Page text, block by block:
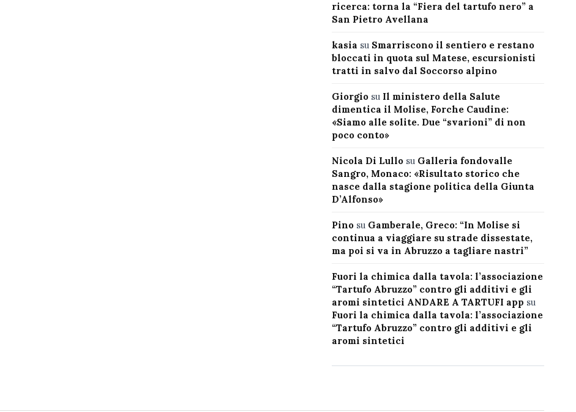
ricerca: torna la “Fiera del tartufo nero” a
San Pietro Avellana
kasia su Smarriscono il sentiero e restano
bloccati in quota sul Matese, escursionisti
tratti in salvo dal Soccorso alpino
Giorgiosu Il ministero della Salute
dimentica il Molise, Forche Caudine:
«Siamo alle solite. Due “svarioni” di non
poco conto»
Nicola Di Lullosu Galleria fondovalle
Sangro, Monaco: «Risultato storico che
nasce dalla stagione politica della Giunta
D’Alfonso»
Pinosu Gamberale, Greco: “In Molise si
continua a viaggiare su strade dissestate,
ma poi si va in Abruzzo a tagliare nastri”
Fuori la chimica dalla tavola: l’associazione
“Tartufo Abruzzo” contro gli additivi e gli
aromi sintetici ANDARE A TARTUFI app su
Fuori la chimica dalla tavola: l’associazione
“Tartufo Abruzzo” contro gli additivi e gli
aromi sintetici